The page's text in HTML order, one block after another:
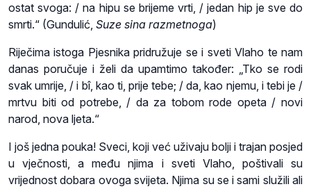
ostat svoga: / na hipu se brijeme vrti, / jedan hip je sve do
smrti.“ (Gundulić, Suze sina razmetnoga)
Riječima istoga Pjesnika pridružuje se i sveti Vlaho te nam
danas poručuje i želi da upamtimo također: „Tko se rodi
svak umrije, / i bî, kao ti, prije tebe; / da, kao njemu, i tebi je /
mrtvu biti od potrebe, / da za tobom rode opeta / novi
narod, nova ljeta.“
I još jedna pouka! Sveci, koji već uživaju bolji i trajan posjed
u vječnosti, a među njima i sveti Vlaho, poštivali su
vrijednost dobara ovoga svijeta. Njima su se i sami služili ali